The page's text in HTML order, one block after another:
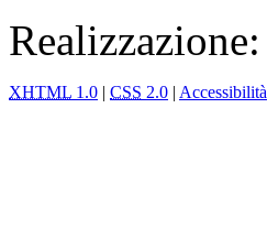
Realizzazione:
XHTML 1.0 | CSS 2.0 | Accessibilità